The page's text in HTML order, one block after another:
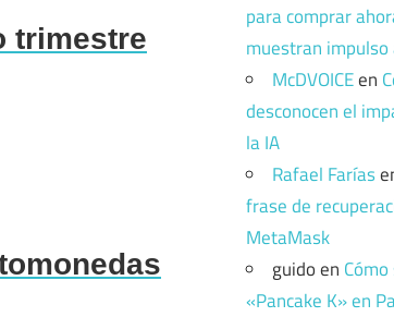
trimestre
para comprar
muestran impulso
McDVOICEen
desconocen el
la IA
Rafael Farías
frase de
MetaMask
guidoen
«Pancake K» en